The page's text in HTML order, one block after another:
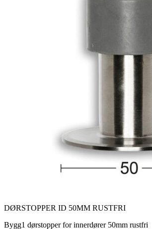
DØRSTOPPER ID 50MM RUSTFRI
Bygg1 dørstopper for innerdører 50mm rustfri